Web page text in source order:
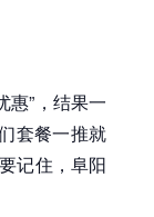
惠”，结果一
套餐一推就
记住，阜阳